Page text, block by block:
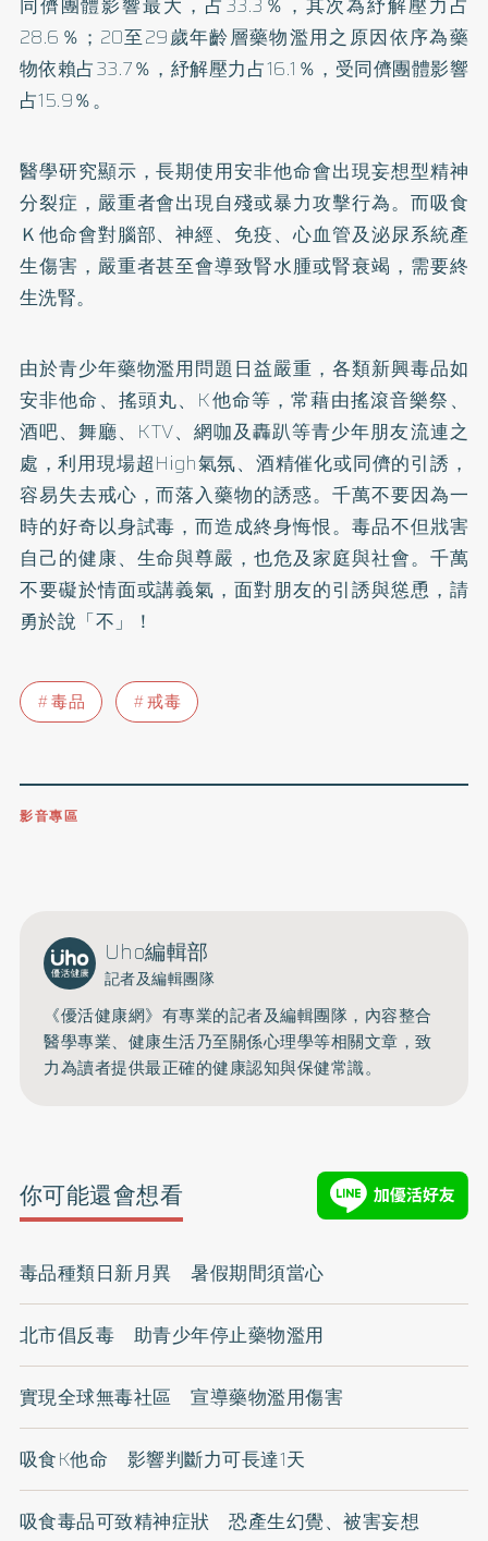
同儕團體影響最大，占33.3％，其次為紓解壓力占
28.6％；20至29歲年齡層藥物濫用之原因依序為藥
物依賴占33.7％，紓解壓力占16.1％，受同儕團體影響
占15.9％。
醫學研究顯示，長期使用安非他命會出現妄想型精神
分裂症，嚴重者會出現自殘或暴力攻擊行為。而吸食
Ｋ他命會對腦部、神經、免疫、心血管及泌尿系統產
生傷害，嚴重者甚至會導致腎水腫或腎衰竭，需要終
生洗腎。
由於青少年藥物濫用問題日益嚴重，各類新興毒品如
安非他命、搖頭丸、K他命等，常藉由搖滾音樂祭、
酒吧、舞廳、KTV、網咖及轟趴等青少年朋友流連之
處，利用現場超High氣氛、酒精催化或同儕的引誘，
容易失去戒心，而落入藥物的誘惑。千萬不要因為一
時的好奇以身試毒，而造成終身悔恨。毒品不但戕害
自己的健康、生命與尊嚴，也危及家庭與社會。千萬
不要礙於情面或講義氣，面對朋友的引誘與慫恿，請
勇於說「不」！
毒品 戒毒
影音專區
Uho編輯部
記者及編輯團隊
《優活健康網》有專業的記者及編輯團隊，內容整合
醫學專業、健康生活乃至關係心理學等相關文章，致
力為讀者提供最正確的健康認知與保健常識。
你可能還會想看
毒品種類日新月異 暑假期間須當心
北市倡反毒 助青少年停止藥物濫用
實現全球無毒社區 宣導藥物濫用傷害
吸食K他命 影響判斷力可長達1天
吸食毒品可致精神症狀 恐產生幻覺、被害妄想